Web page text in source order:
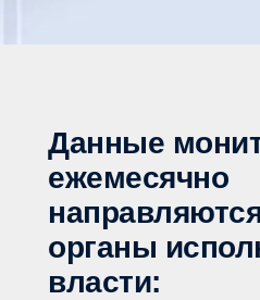
Данные
ежемесячно
органы
власти: